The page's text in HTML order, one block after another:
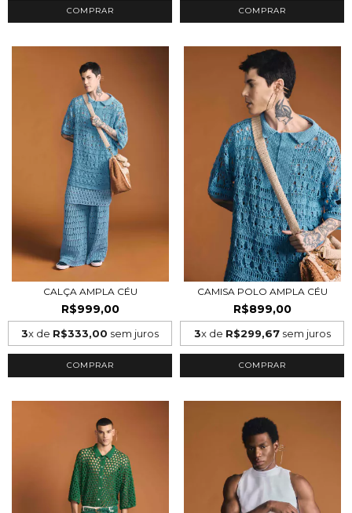
COMPRAR
CALÇA AMPLA CÉU
R$999,00
3x de R$333,00 sem juros
COMPRAR
CAMISA POLO AMPLA CÉU
R$899,00
3x de R$299,67sem juros
COMPRAR